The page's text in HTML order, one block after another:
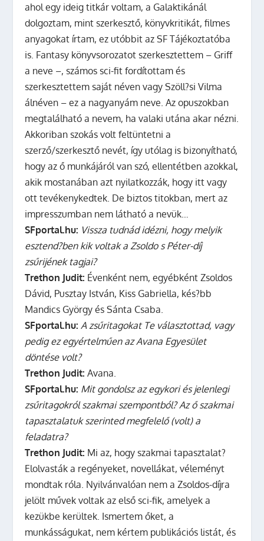
ahol egy ideig titkár voltam, a Galaktikánál
dolgoztam, mint szerkesztő, könyvkritikát, filmes
anyagokat írtam, ez utóbbit az SF Tájékoztatóba
is. Fantasy könyvsorozatot szerkesztettem – Griff
a neve –, számos sci-fit fordítottam és
szerkesztettem saját néven vagy Szöll?si Vilma
álnéven – ez a nagyanyám neve. Az opuszokban
megtalálható a nevem, ha valaki utána akar nézni.
Akkoriban szokás volt feltüntetni a
szerző/szerkesztő nevét, így utólag is bizonyítható,
hogy az ő munkájáról van szó, ellentétben azokkal,
akik mostanában azt nyilatkozzák, hogy itt vagy
ott tevékenykedtek. De biztos titokban, mert az
impresszumban nem látható a nevük…
SFportal.hu: Vissza tudnád idézni, hogy melyik
esztend?ben kik voltak a Zsoldo s Péter-díj
zsűrijének tagjai?
Trethon Judit: Évenként nem, egyébként Zsoldos
Dávid, Pusztay István, Kiss Gabriella, kés?bb
Mandics György és Sánta Csaba.
SFportal.hu: A zsűritagokat Te választottad, vagy
pedig ez egyértelműen az Avana Egyesület
döntése volt?
Trethon Judit:Avana.
SFportal.hu: Mit gondolsz az egykori és jelenlegi
zsűritagokról szakmai szempontból? Az ő szakmai
tapasztalatuk szerinted megfelelő (volt) a
feladatra?
Trethon Judit: Mi az, hogy szakmai tapasztalat?
Elolvasták a regényeket, novellákat, véleményt
mondtak róla. Nyilvánvalóan nem a Zsoldos-díjra
jelölt művek voltak az első sci-fik, amelyek a
kezükbe kerültek. Ismertem őket, a
munkásságukat, nem kértem publikációs listát, és